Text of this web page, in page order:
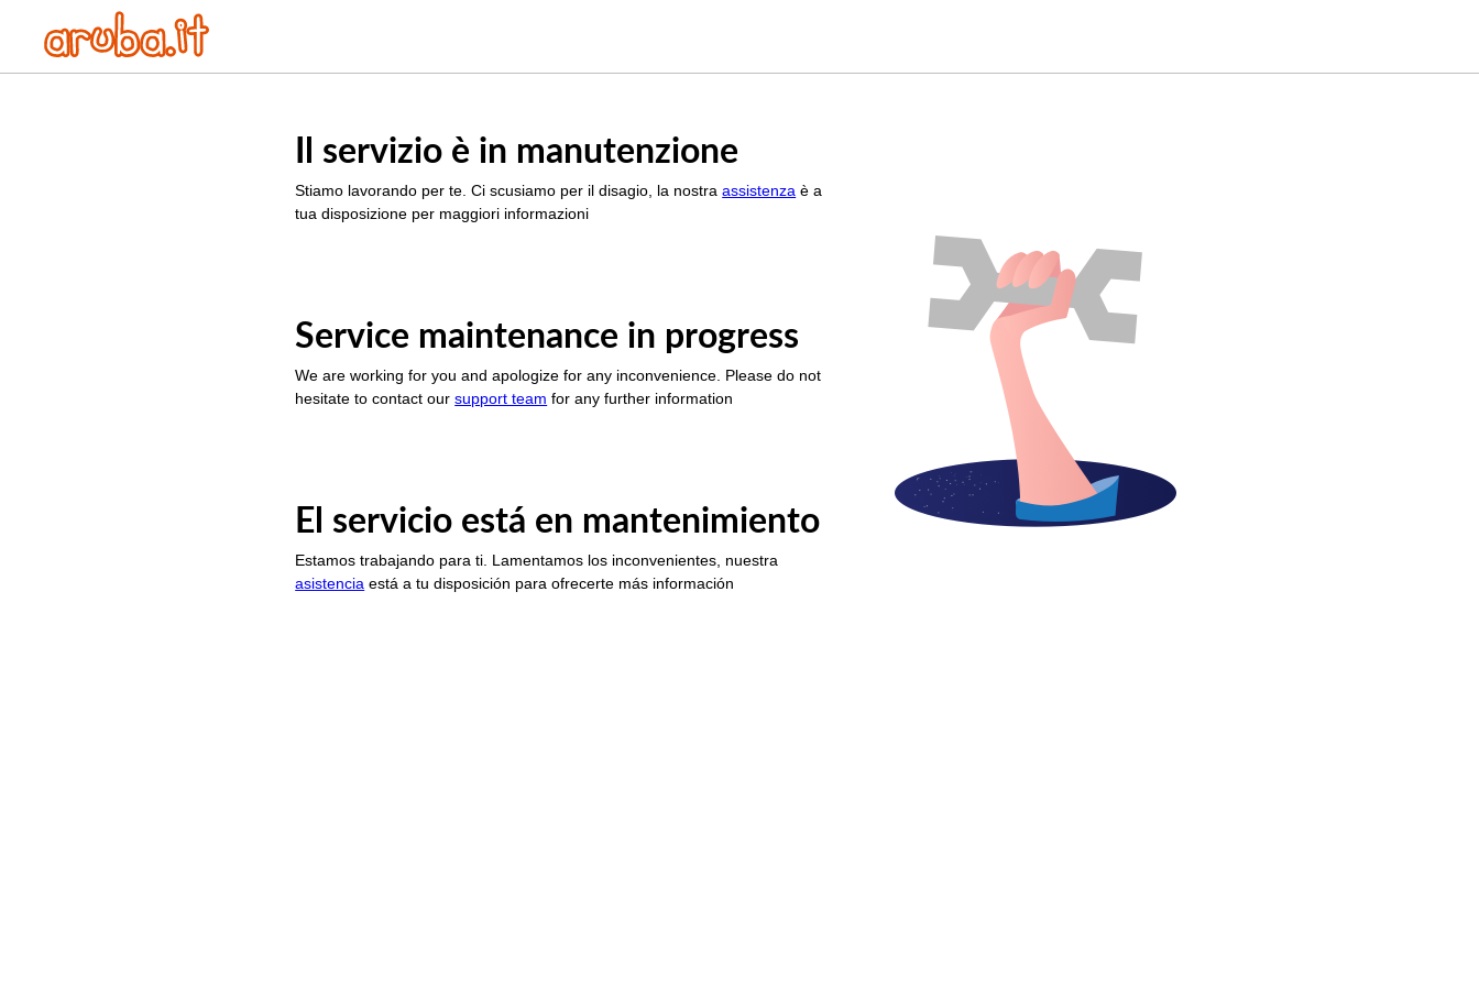
Il servizio è in manutenzione
Stiamo lavorando per te. Ci scusiamo per il disagio, la nostraassistenza è a
tua disposizione per maggiori informazioni
Service maintenance in progress
We are working for you and apologize for any inconvenience. Please do not
hesitate to contact oursupport team for any further information
El servicio está en mantenimiento
Estamos trabajando para ti. Lamentamos los inconvenientes, nuestra
asistencia está a tu disposición para ofrecerte más información